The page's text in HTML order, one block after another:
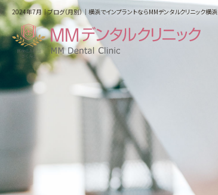
2024年7月｜ブログ（月別）｜横浜でインプラントならMMデンタルクリニック横浜
ホーム
スタッフ紹介
料金表